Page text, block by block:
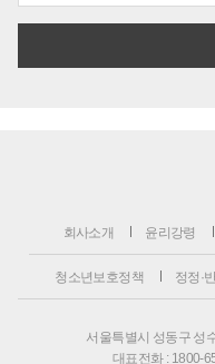
회사소개 윤리강령
청소년보호정책 정정·
서울특별시 성동구 성
대표전화 : 1800-